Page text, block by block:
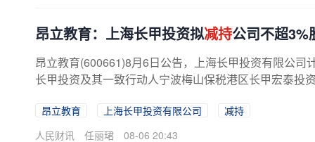
昂立教育：上海长甲投资拟减持公司不超3%
昂立教育(600661)8月6日公告，上海长甲投资有限公司
长甲投资及其一致行动人宁波梅山保税港区长甲宏泰投
昂立教育 上海长甲投资有限公司
减持
人民财讯
任丽珺 08-06 20:43